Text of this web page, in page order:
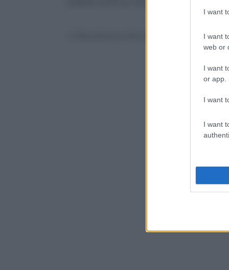
I want
I want
web or
I want
or app.
I want
I want